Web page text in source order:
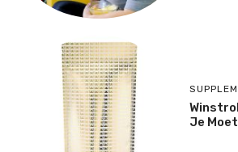
Je